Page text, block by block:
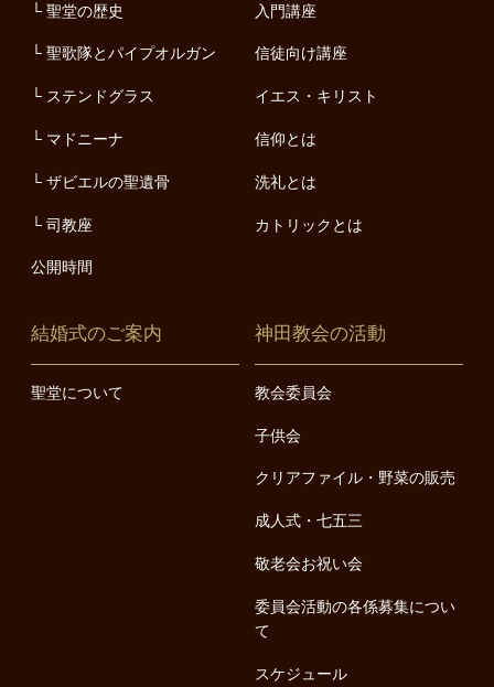
聖堂の歴史
聖歌隊とパイプオルガン
ステンドグラス
マドニーナ
ザビエルの聖遺骨
司教座
公開時間
入門講座
信徒向け講座
イエス・キリスト
信仰とは
洗礼とは
カトリックとは
結婚式のご案内
聖堂について
神田教会の活動
教会委員会
子供会
クリアファイル・野菜の販売
成人式・七五三
敬老会お祝い会
委員会活動の各係募集につい
て
スケジュール